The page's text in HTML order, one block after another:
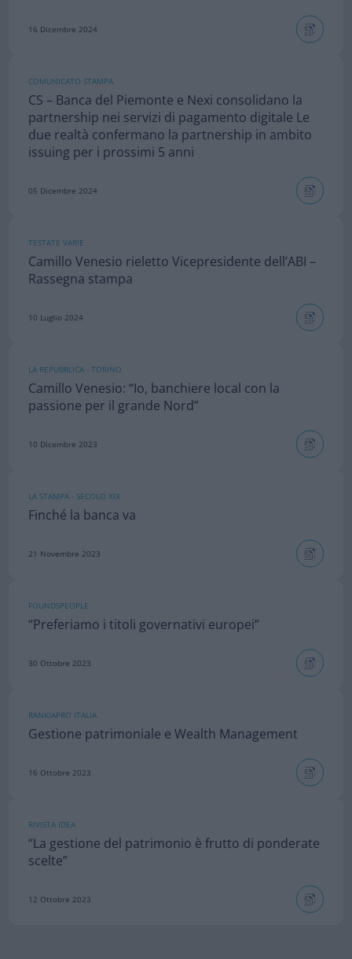
16 Dicembre 2024
COMUNICATO STAMPA
CS – Banca del Piemonte e Nexi consolidano la
partnership nei servizi di pagamento digitale Le
due realtà confermano la partnership in ambito
issuing per i prossimi 5 anni
05 Dicembre 2024
TESTATE VARIE
Camillo Venesio rieletto Vicepresidente dell’ABI –
Rassegna stampa
10 Luglio 2024
LA REPUBBLICA - TORINO
Camillo Venesio: “Io, banchiere local con la
passione per il grande Nord”
10 Dicembre 2023
LA STAMPA - SECOLO XIX
Finché la banca va
21 Novembre 2023
FOUNDSPEOPLE
“Preferiamo i titoli governativi europei”
30 Ottobre 2023
RANKIAPRO ITALIA
Gestione patrimoniale e Wealth Management
16 Ottobre 2023
RIVISTA IDEA
“La gestione del patrimonio è frutto di ponderate
scelte”
12 Ottobre 2023